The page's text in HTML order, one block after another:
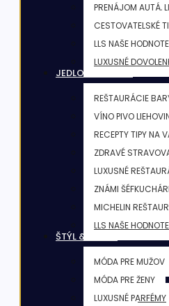
PRENÁJOM AUTÁ,
CESTOVATELSKÉ
LLS NAŠE
LUXUSNÉ
JEDLO & NÁPOJE
REŠTAURÁCIE
VÍNO PIVO
RECEPTY TIPY NA
ZDRAVÉ
LUXUSNÉ
ZNÁMI ŠÉFKUCHÁRI
MICHELIN
LLS NAŠE
ŠTÝL & KRÁSA
MÓDA PRE MUŽOV
MÓDA PRE ŽENY
LUXUSNÉ PARFÉMY